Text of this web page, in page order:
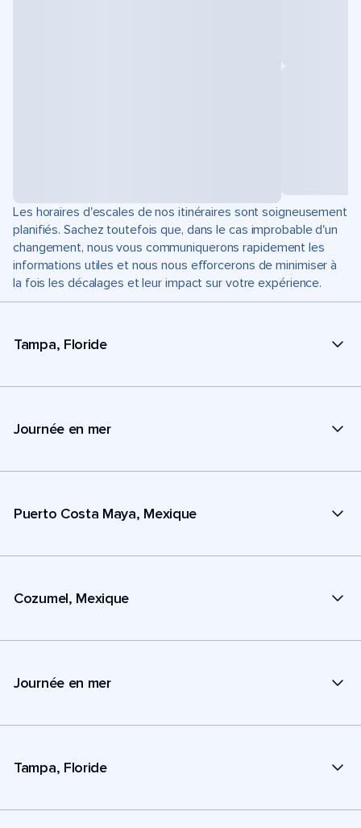
Les horaires d'escales de nos itinéraires sont soigneusement
planifiés. Sachez toutefois que, dans le cas improbable d'un
changement, nous vous communiquerons rapidement les
informations utiles et nous nous efforcerons de minimiser à
la fois les décalages et leur impact sur votre expérience.
Tampa, Floride
Journée en mer
Puerto Costa Maya, Mexique
Cozumel, Mexique
Journée en mer
Tampa, Floride